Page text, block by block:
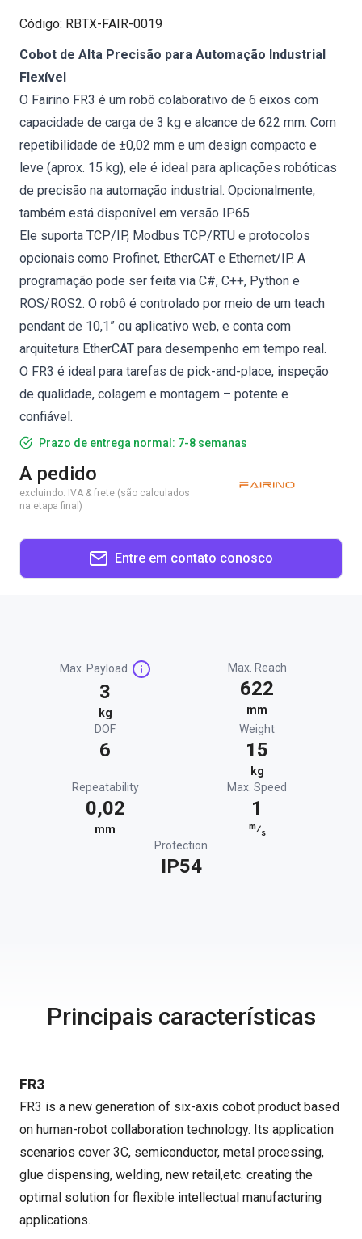
Código: RBTX-FAIR-0019
Cobot de Alta Precisão para Automação Industrial
Flexível
O Fairino FR3 é um robô colaborativo de 6 eixos com
capacidade de carga de 3 kg e alcance de 622 mm. Com
repetibilidade de ±0,02 mm e um design compacto e
leve (aprox. 15 kg), ele é ideal para aplicações robóticas
de precisão na automação industrial. Opcionalmente,
também está disponível em versão IP65
Ele suporta TCP/IP, Modbus TCP/RTU e protocolos
opcionais como Profinet, EtherCAT e Ethernet/IP. A
programação pode ser feita via C#, C++, Python e
ROS/ROS2. O robô é controlado por meio de um teach
pendant de 10,1” ou aplicativo web, e conta com
arquitetura EtherCAT para desempenho em tempo real.
O FR3 é ideal para tarefas de pick-and-place, inspeção
de qualidade, colagem e montagem – potente e
confiável.
Prazo de entrega normal: 7-8 semanas
A pedido
excluindo. IVA & frete (são calculados
na etapa final)
Entre em contato conosco
Max. Payload
3
kg
Max. Reach
622
mm
DOF
6
Weight
15
kg
Repeatability
0,02
mm
Max. Speed
1
m⁄s
Protection
IP54
Principais características
FR3
FR3 is a new generation of six-axis cobot product based
on human-robot collaboration technology. Its application
scenarios cover 3C, semiconductor, metal processing,
glue dispensing, welding, new retail,etc. creating the
optimal solution for flexible intellectual manufacturing
applications.